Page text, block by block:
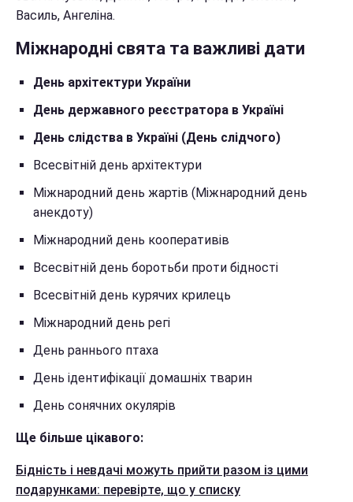
Василь, Ангеліна.
Міжнародні свята та важливі дати
День архітектури України
День державного реєстратора в Україні
День слідства в Україні (День слідчого)
Всесвітній день архітектури
Міжнародний день жартів (Міжнародний день
анекдоту)
Міжнародний день кооперативів
Всесвітній день боротьби проти бідності
Всесвітній день курячих крилець
Міжнародний день регі
День раннього птаха
День ідентифікації домашніх тварин
День сонячних окулярів
Ще більше цікавого:
Бідність і невдачі можуть прийти разом із цими
подарунками: перевірте, що у списку